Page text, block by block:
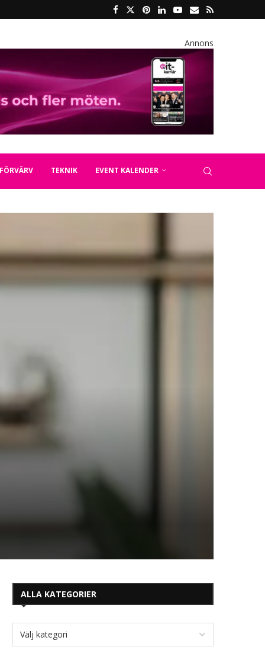
Annons
FÖRVÄRV TEKNIK EVENT KALENDER
ALLA KATEGORIER